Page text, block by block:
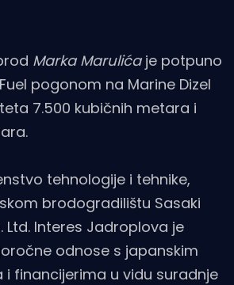
Marka Marulićaje potpuno
pogonom na Marine Dizel
7.500 kubičnih metara i
tehnologije i tehnike,
brodogradilištu Sasaki
Ltd. Interes Jadroplova je
odnose s japanskim
i financijerima u vidu suradnje